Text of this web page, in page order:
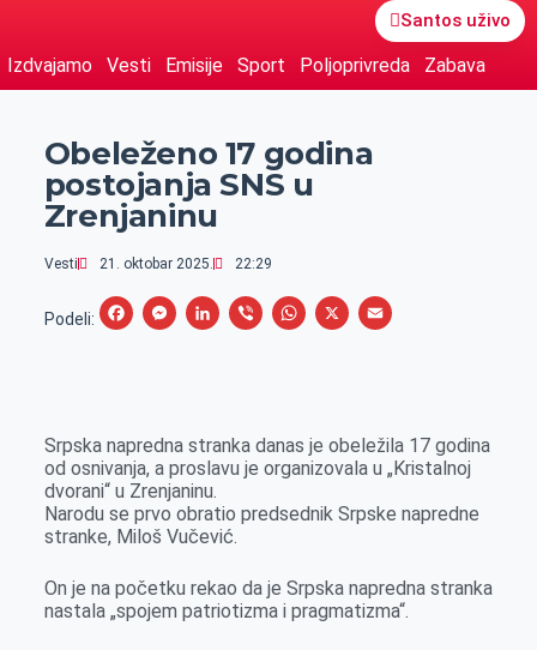
Santos uživo
Izdvajamo Vesti Emisije Sport Poljoprivreda Zabava
Obeleženo 17 godina
postojanja SNS u
Zrenjaninu
Vesti 21. oktobar 2025. 22:29
Podeli:
F
b
o
o
k
M
e
n
g
e
r
L
e
d
I
n
V
r
W
s
A
p
X
E
l
Srpska napredna stranka danas je obeležila 17 godina
od osnivanja, a proslavu je organizovala u „Kristalnoj
dvorani“ u Zrenjaninu.
Narodu se prvo obratio predsednik Srpske napredne
stranke, Miloš Vučević.
On je na početku rekao da je Srpska napredna stranka
nastala „spojem patriotizma i pragmatizma“.